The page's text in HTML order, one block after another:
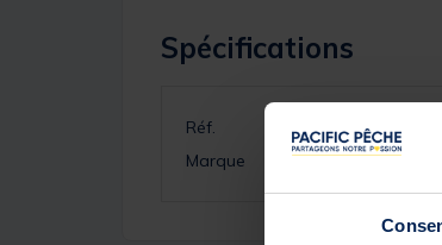
Spécifications
Réf.
Marque